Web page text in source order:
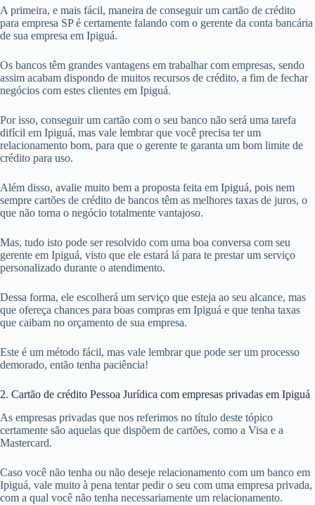
A primeira, e mais fácil, maneira de conseguir um cartão de crédito
para empresa SP é certamente falando com o gerente da conta bancária
de sua empresa em Ipiguá.
Os bancos têm grandes vantagens em trabalhar com empresas, sendo
assim acabam dispondo de muitos recursos de crédito, a fim de fechar
negócios com estes clientes em Ipiguá.
Por isso, conseguir um cartão com o seu banco não será uma tarefa
difícil em Ipiguá, mas vale lembrar que você precisa ter um
relacionamento bom, para que o gerente te garanta um bom limite de
crédito para uso.
Além disso, avalie muito bem a proposta feita em Ipiguá, pois nem
sempre cartões de crédito de bancos têm as melhores taxas de juros, o
que não torna o negócio totalmente vantajoso.
Mas, tudo isto pode ser resolvido com uma boa conversa com seu
gerente em Ipiguá, visto que ele estará lá para te prestar um serviço
personalizado durante o atendimento.
Dessa forma, ele escolherá um serviço que esteja ao seu alcance, mas
que ofereça chances para boas compras em Ipiguá e que tenha taxas
que caibam no orçamento de sua empresa.
Este é um método fácil, mas vale lembrar que pode ser um processo
demorado, então tenha paciência!
2. Cartão de crédito Pessoa Jurídica com empresas privadas em Ipiguá
As empresas privadas que nos referimos no título deste tópico
certamente são aquelas que dispõem de cartões, como a Visa e a
Mastercard.
Caso você não tenha ou não deseje relacionamento com um banco em
Ipiguá, vale muito à pena tentar pedir o seu com uma empresa privada,
com a qual você não tenha necessariamente um relacionamento.